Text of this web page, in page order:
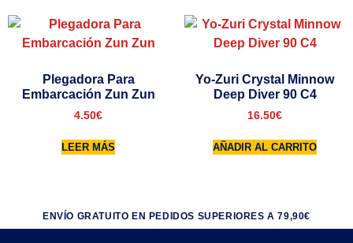
Plegadora Para
Embarcación Zun Zun
4.50€
LEER MÁS
Yo-Zuri Crystal Minnow
Deep Diver 90 C4
16.50€
AÑADIR AL CARRITO
ENVÍO GRATUITO EN PEDIDOS SUPERIORES A 79,90€